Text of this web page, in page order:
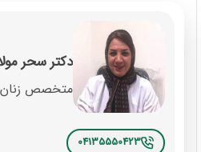
دکتر سحر
متخصص زنان،
04135550423